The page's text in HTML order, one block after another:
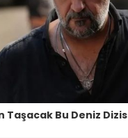
Taşacak Bu Deniz